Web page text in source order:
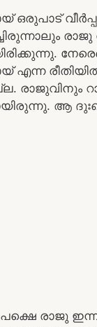
രാജു
രാജുവിനും
ആ
രാജു